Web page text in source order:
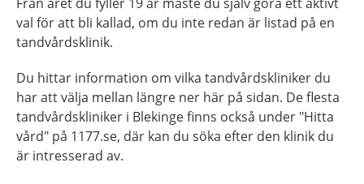
val för att bli kallad, om du inte redan är listad på en
tandvårdsklinik.
Du hittar information om vilka tandvårdskliniker du
har att välja mellan längre ner här på sidan. De flesta
tandvårdskliniker i Blekinge finns också under "Hitta
vård" på 1177.se, där kan du söka efter den klinik du
är intresserad av.